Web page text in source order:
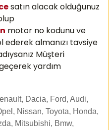
satın alacak olduğunuz
motor no kodunu ve
ederek almanızı tavsiye
Müşteri
yardım
Dacia, Ford, Audi,
Nissan, Toyota, Honda,
Mitsubishi, Bmw,